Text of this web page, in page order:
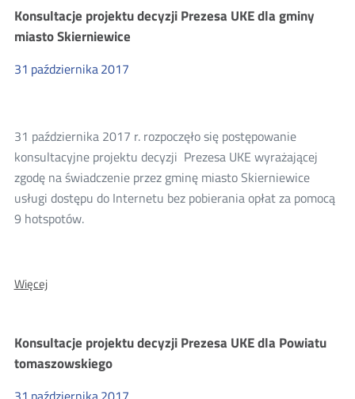
decyzja
Prezesa
UKE
dla
Konsultacje projektu decyzji Prezesa UKE dla gminy
miasto Skierniewice
31 października2017
31 października 2017 r. rozpoczęło się postępowanie
konsultacyjne projektu decyzji Prezesa UKE wyrażającej
zgodę na świadczenie przez gminę miasto Skierniewice
usługi dostępu do Internetu bez pobierania opłat za pomocą
9 hotspotów.
WięcejO:
decyzji
Prezesa
UKE
dla
Konsultacje projektu decyzji Prezesa UKE dla Powiatu
tomaszowskiego